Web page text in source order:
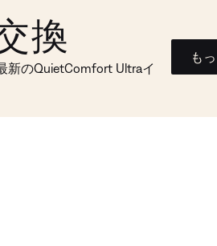
換
新のQuietComfort Ultraイ
も